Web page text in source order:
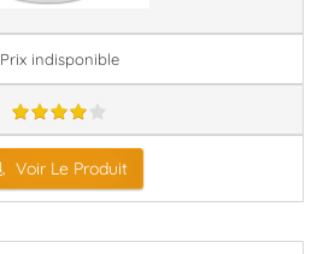
Prix indisponible
Voir Le Produit